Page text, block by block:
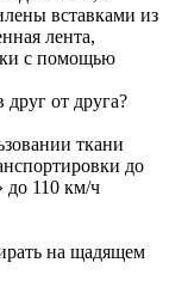
вставками из
лента,
с помощью
от друга?
ткани
до
до 110 км/ч
на щадящем